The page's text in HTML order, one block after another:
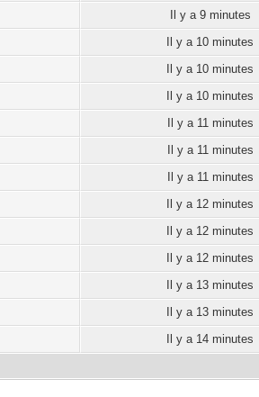
Il y a 9 minutes
Il y a 10 minutes
Il y a 10 minutes
Il y a 10 minutes
Il y a 11 minutes
Il y a 11 minutes
Il y a 11 minutes
Il y a 12 minutes
Il y a 12 minutes
Il y a 12 minutes
Il y a 13 minutes
Il y a 13 minutes
Il y a 14 minutes